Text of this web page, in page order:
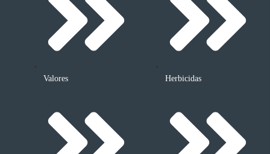
Valores Herbicidas